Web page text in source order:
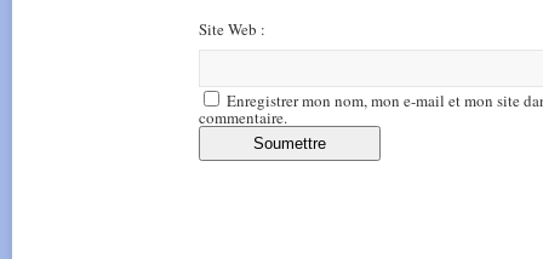
Site Web :
Enregistrer mon nom, mon e-mail et mon site
commentaire.